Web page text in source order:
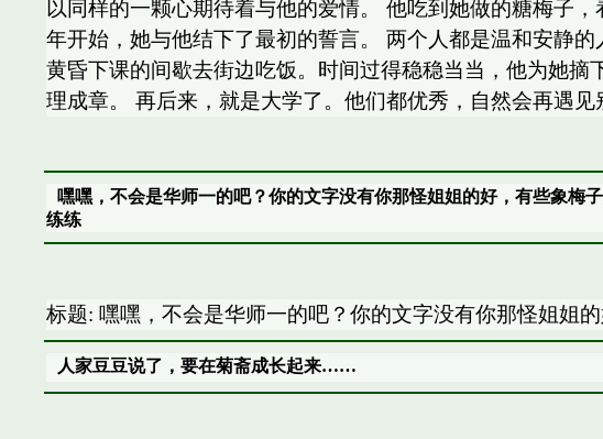
以同样的一颗心期待着与他的爱情。 他吃到她做的糖梅子
年开始，她与他结下了最初的誓言。 两个人都是温和安静
黄昏下课的间歇去街边吃饭。时间过得稳稳当当，他为她
理成章。 再后来，就是大学了。他们都优秀，自然会再遇
嘿嘿，不会是华师一的吧？你的文字没有你那怪姐姐的好，有些象梅
练练
标题: 嘿嘿，不会是华师一的吧？你的文字没有你那怪姐姐
人家豆豆说了，要在菊斋成长起来……